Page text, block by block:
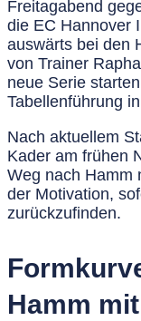
Freitagabend
die EC Hannover
auswärts bei den
von Trainer
neue Serie
Tabellenführung
Nach aktuellem
Kader am frühen
Weg nach Hamm
der Motivation,
zurückzufinden.
Hamm